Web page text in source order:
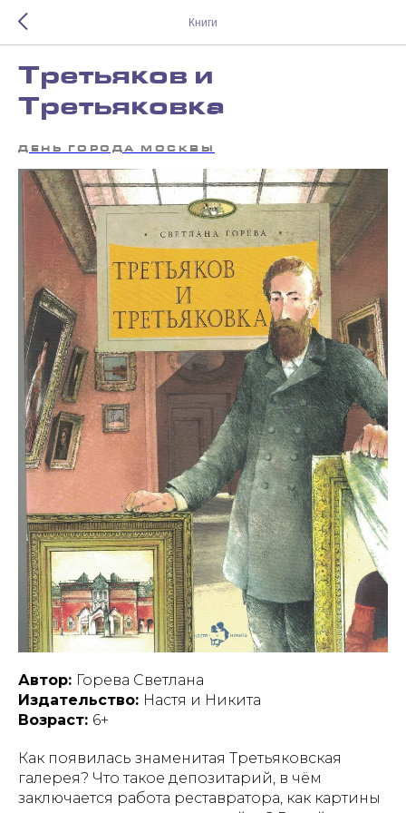
Книги
Третьяков и
Третьяковка
ДЕНЬ ГОРОДА МОСКВЫ
Автор: Горева Светлана
Издательство: Настя и Никита
Возраст: 6+
Как появилась знаменитая Третьяковская
галерея? Что такое депозитарий, в чём
заключается работа реставратора, как картины